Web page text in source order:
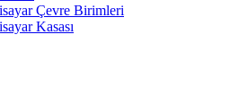
Çevre Birimleri
Kasası